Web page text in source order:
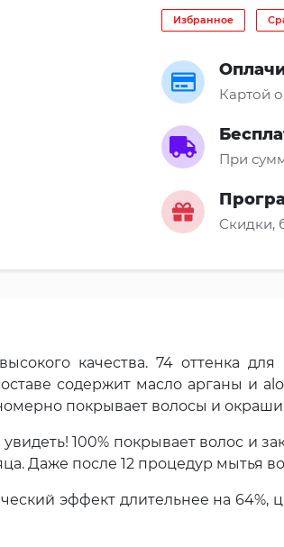
Избранное
Картой
При
Скидки,
качества. 74 оттенка
содержит масло арганы и
покрывает волосы и
100% покрывает волос и
Даже после 12 процедур мытья
эффект длительнее на